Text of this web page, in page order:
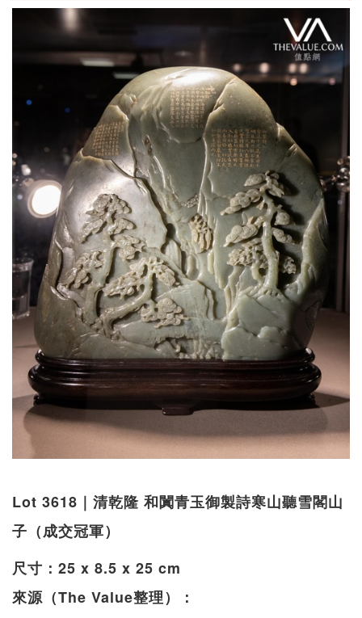
Lot 3618｜清乾隆 和闐青玉御製詩寒山聽雪閣山
子（成交冠軍）
尺寸：25 x 8.5 x 25 cm
來源（The Value整理）：